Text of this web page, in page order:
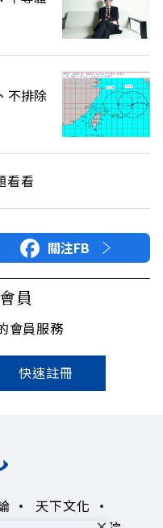
不排除
看看
關注FB
員
會員服務
快速註冊
天下文化